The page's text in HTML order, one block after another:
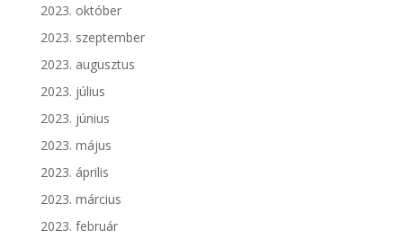
2023. október
2023. szeptember
2023. augusztus
2023. július
2023. június
2023. május
2023. április
2023. március
2023. február